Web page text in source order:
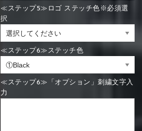
≪ステップ5≫ロゴ ステッチ色※必須選
択
≪ステップ6≫ステッチ色
≪ステップ6≫「オプション」刺繍文字入
力